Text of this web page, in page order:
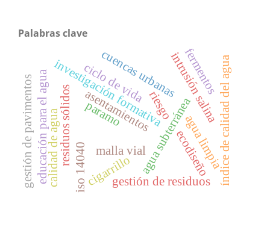
Palabras clave
investigación formativa
riesgo
agua subterránea
intrusión salinaíndice de calidad del agua
paramo agua limpia
educación para el aguaresiduos sólidos
gestión de residuos
gestión de pavimentos malla vial
cigarrillo
iso 14040
cuencas urbanas
calidad de agua
fermentos
asentamientos
ciclo de vida
ecodiseño